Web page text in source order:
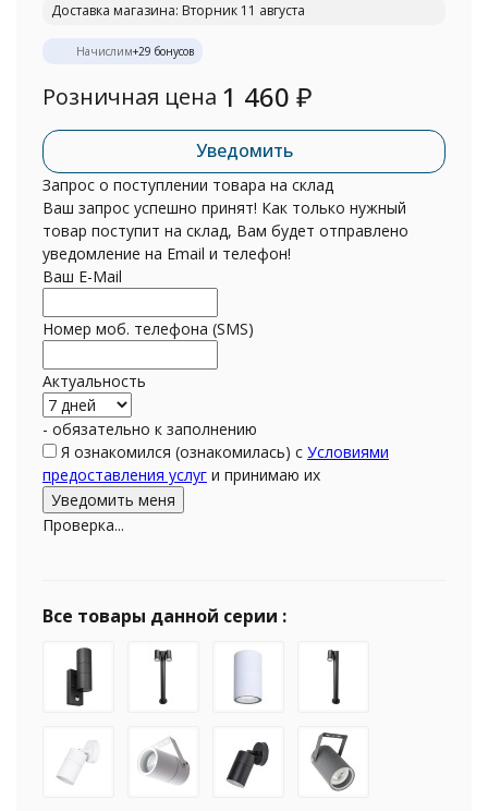
Доставка магазина: Вторник 11 августа
Начислим+29 бонусов
Розничная цена 1 460 ₽
Уведомить
Запрос о поступлении товара на склад
Ваш запрос успешно принят! Как только нужный
товар поступит на склад, Вам будет отправлено
уведомление на Email и телефон!
Ваш E-Mail
Номер моб. телефона (SMS)
Актуальность
- обязательно к заполнению
Я ознакомился (ознакомилась) с Условиями
предоставления услуг и принимаю их
Проверка...
Все товары данной серии :